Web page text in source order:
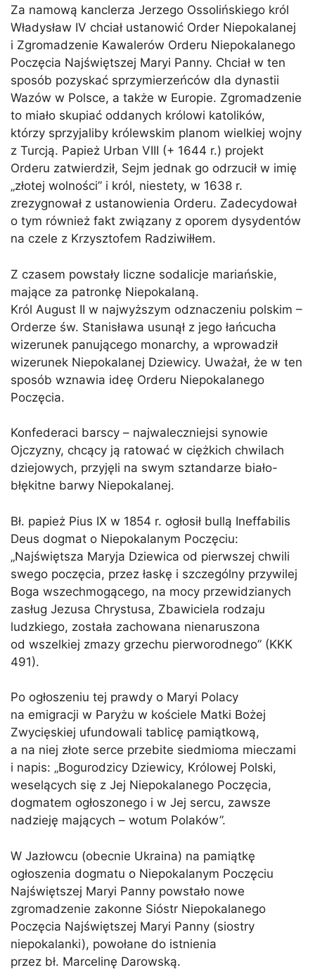
Za namową kanclerza Jerzego Ossolińskiego król
Władysław IV chciał ustanowić Order Niepokalanej
i Zgromadzenie Kawalerów Orderu Niepokalanego
Poczęcia Najświętszej Maryi Panny. Chciał w ten
sposób pozyskać sprzymierzeńców dla dynastii
Wazów w Polsce, a także w Europie. Zgromadzenie
to miało skupiać oddanych królowi katolików,
którzy sprzyjaliby królewskim planom wielkiej wojny
z Turcją. Papież Urban VIII (+ 1644 r.) projekt
Orderu zatwierdził, Sejm jednak go odrzucił w imię
„złotej wolności” i król, niestety, w 1638 r.
zrezygnował z ustanowienia Orderu. Zadecydował
o tym również fakt związany z oporem dysydentów
na czele z Krzysztofem Radziwiłłem.
Z czasem powstały liczne sodalicje mariańskie,
mające za patronkę Niepokalaną.
Król August II w najwyższym odznaczeniu polskim –
Orderze św. Stanisława usunął z jego łańcucha
wizerunek panującego monarchy, a wprowadził
wizerunek Niepokalanej Dziewicy. Uważał, że w ten
sposób wznawia ideę Orderu Niepokalanego
Poczęcia.
Konfederaci barscy – najwaleczniejsi synowie
Ojczyzny, chcący ją ratować w ciężkich chwilach
dziejowych, przyjęli na swym sztandarze biało-
błękitne barwy Niepokalanej.
Bł. papież Pius IX w 1854 r. ogłosił bullą Ineffabilis
Deus dogmat o Niepokalanym Poczęciu:
„Najświętsza Maryja Dziewica od pierwszej chwili
swego poczęcia, przez łaskę i szczególny przywilej
Boga wszechmogącego, na mocy przewidzianych
zasług Jezusa Chrystusa, Zbawiciela rodzaju
ludzkiego, została zachowana nienaruszona
od wszelkiej zmazy grzechu pierworodnego” (KKK
491).
Po ogłoszeniu tej prawdy o Maryi Polacy
na emigracji w Paryżu w kościele Matki Bożej
Zwycięskiej ufundowali tablicę pamiątkową,
a na niej złote serce przebite siedmioma mieczami
i napis: „Bogurodzicy Dziewicy, Królowej Polski,
weselących się z Jej Niepokalanego Poczęcia,
dogmatem ogłoszonego i w Jej sercu, zawsze
nadzieję mających – wotum Polaków”.
W Jazłowcu (obecnie Ukraina) na pamiątkę
ogłoszenia dogmatu o Niepokalanym Poczęciu
Najświętszej Maryi Panny powstało nowe
zgromadzenie zakonne Sióstr Niepokalanego
Poczęcia Najświętszej Maryi Panny (siostry
niepokalanki), powołane do istnienia
przez bł. Marcelinę Darowską.